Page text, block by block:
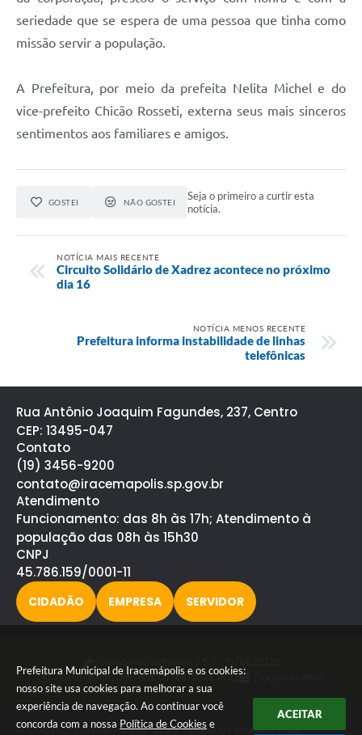
Prefeitura Municipal de Iracemápolis e os cookies:
nosso site usa cookies para melhorar a sua
experiência de navegação. Ao continuar você
concorda com a nossa Política de Cookies e
ACEITAR
seriedade que se espera de uma pessoa que tinha como
missão servir a população.
A Prefeitura, por meio da prefeita Nelita Michel e do
vice-prefeito Chicão Rosseti, externa seus mais sinceros
sentimentos aos familiares e amigos.
GOSTEI NÃO GOSTEI
Seja o primeiro a curtir esta
notícia.
NOTÍCIA MAIS RECENTE
Circuito Solidário de Xadrez acontece no próximo
dia 16
NOTÍCIA MENOS RECENTE
Prefeitura informa instabilidade de linhas
telefônicas
Rua Antônio Joaquim Fagundes, 237, Centro
CEP: 13495-047
Contato
(19) 3456-9200
contato@iracemapolis.sp.gov.br
Atendimento
Funcionamento: das 8h às 17h; Atendimento à
população das 08h às 15h30
CNPJ
45.786.159/0001-11
CIDADÃO EMPRESA SERVIDOR
Portal atualizado em:07/08/2026 15:32
© Copyright Instar - 2006-2026. Todos os direitos